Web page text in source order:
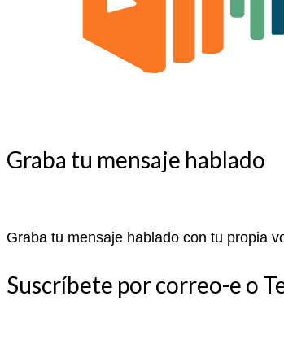
Graba tu mensaje hablado
Graba tu mensaje hablado con tu propia
Suscríbete por correo-e o